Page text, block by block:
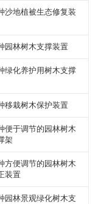
沙地植被生态修复装
园林树木支撑装置
绿化养护用树木支撑
移栽树木保护装置
便于调节的园林树木
架
方便调节的园林树木
装置
园林景观绿化树木支